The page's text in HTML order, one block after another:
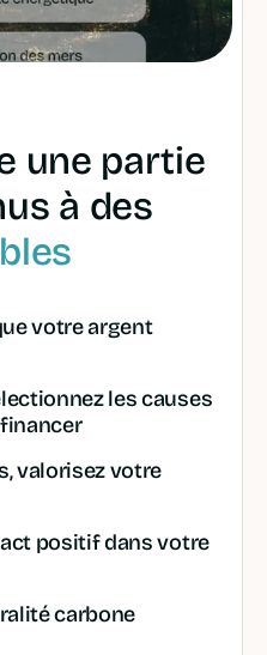
une partie
à des
votre argent
les causes
valorisez votre
positif dans votre
carbone